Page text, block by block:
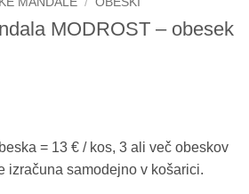
MODROST – obesek
= 13 € / kos, 3 ali več obeskov
izračuna samodejno v košarici.